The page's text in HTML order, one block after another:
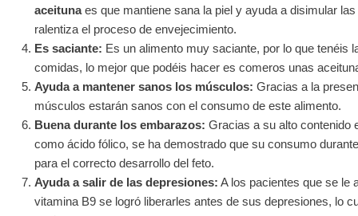
aceitunaes que mantiene sana la piel y ayuda a disimular
ralentiza el proceso de envejecimiento.
Es saciante: Es un alimento muy saciante, por lo que tenéis
comidas, lo mejor que podéis hacer es comeros unas
Ayuda a mantener sanos los músculos: Gracias a la
músculos estarán sanos con el consumo de este alimento.
Buena durante los embarazos: Gracias a su alto contenido
como ácido fólico, se ha demostrado que su consumo
para el correcto desarrollo del feto.
Ayuda a salir de las depresiones: A los pacientes que se le
vitamina B9 se logró liberarles antes de sus depresiones, lo